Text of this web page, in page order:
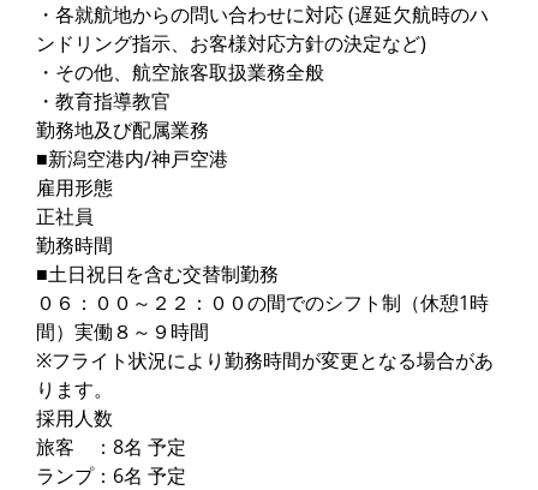
・各就航地からの問い合わせに対応 (遅延欠航時のハ
ンドリング指示、お客様対応方針の決定など)
・その他、航空旅客取扱業務全般
・教育指導教官
勤務地及び配属業務
■新潟空港内/神戸空港
雇用形態
正社員
勤務時間
■土日祝日を含む交替制勤務
０６：００～２２：００の間でのシフト制（休憩1時
間）実働８～９時間
※フライト状況により勤務時間が変更となる場合があ
ります。
採用人数
旅客 ：8名 予定
ランプ：6名 予定